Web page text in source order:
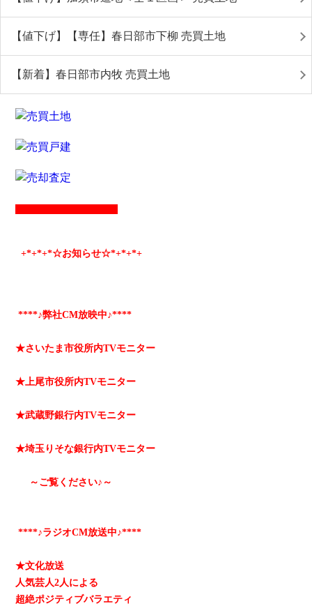
【値下げ】【専任】春日部市下柳 売買土地
【新着】春日部市内牧 売買土地
+*+*+*☆お知らせ☆*+*+*+
****♪弊社CM放映中♪****
★さいたま市役所内TVモニター
★上尾市役所内TVモニター
★武蔵野銀行内TVモニター
★埼玉りそな銀行内TVモニター
～ご覧ください♪～
****♪ラジオCM放送中♪****
★文化放送
人気芸人2人による
超絶ポジティブバラエティ